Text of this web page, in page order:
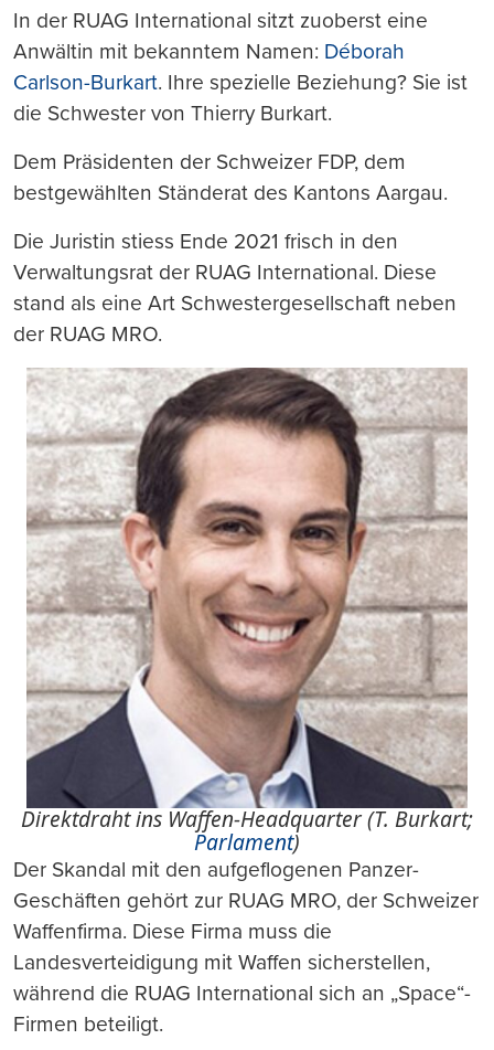
In der RUAG International sitzt zuoberst eine
Anwältin mit bekanntem Namen: Déborah
Carlson-Burkart. Ihre spezielle Beziehung? Sie ist
die Schwester von Thierry Burkart.
Dem Präsidenten der Schweizer FDP, dem
bestgewählten Ständerat des Kantons Aargau.
Die Juristin stiess Ende 2021 frisch in den
Verwaltungsrat der RUAG International. Diese
stand als eine Art Schwestergesellschaft neben
der RUAG MRO.
Direktdraht ins Waffen-Headquarter (T. Burkart;
Parlament)
Der Skandal mit den aufgeflogenen Panzer-
Geschäften gehört zur RUAG MRO, der Schweizer
Waffenfirma. Diese Firma muss die
Landesverteidigung mit Waffen sicherstellen,
während die RUAG International sich an „Space“-
Firmen beteiligt.